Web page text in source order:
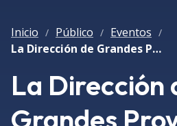
Inicio / Público / Eventos /
La Dirección de Grandes Proyectos de Infraestructuras: El caso del Tercer Juego de Esclusas del Canal de Panamá
La Dirección
Grandes